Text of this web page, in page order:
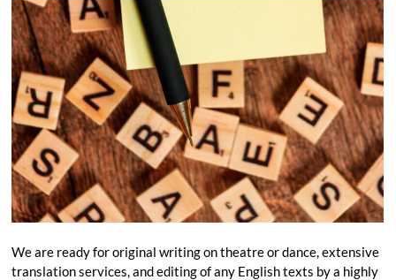
We are ready for original writing on theatre or dance, extensive
translation services, and editing of any English texts by a highly